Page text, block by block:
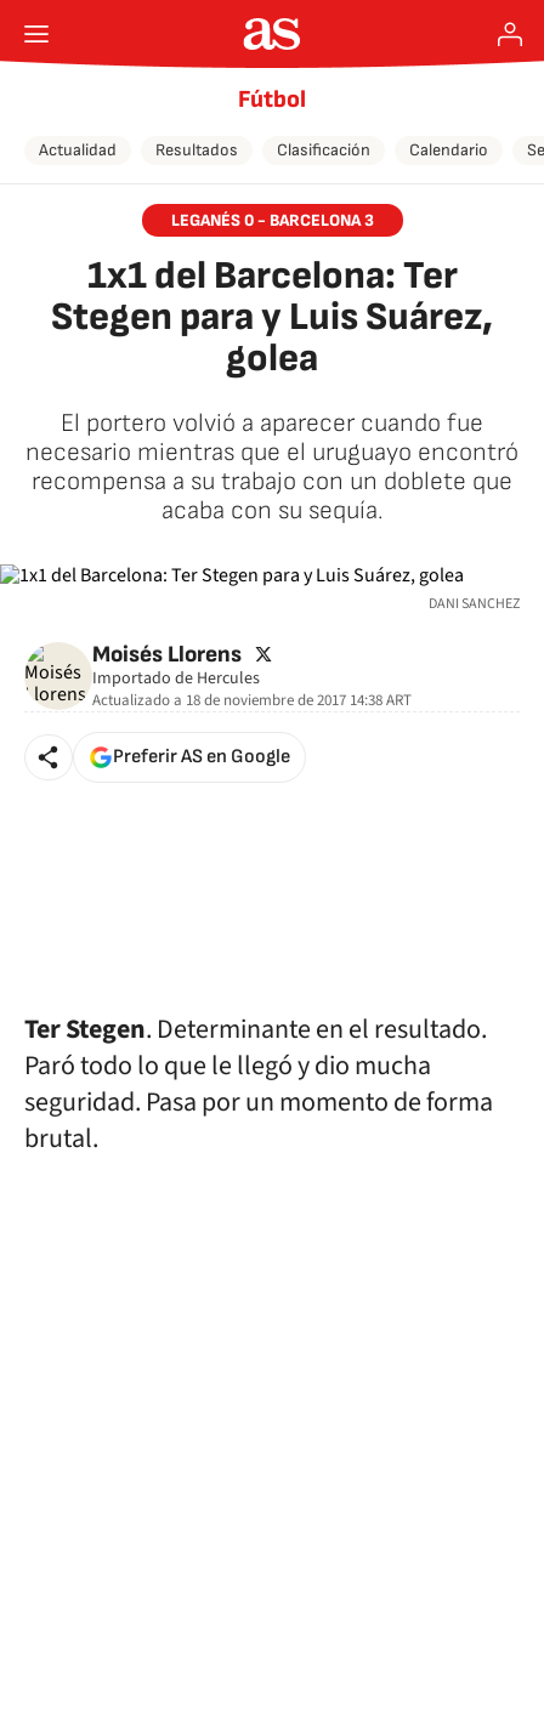
Fútbol
Actualidad Resultados Clasificación Calendario
LEGANÉS 0 - BARCELONA 3
1x1 del Barcelona: Ter
Stegen para y Luis Suárez,
golea
El portero volvió a aparecer cuando fue
necesario mientras que el uruguayo encontró
recompensa a su trabajo con un doblete que
acaba con su sequía.
DANI SANCHEZ
Moisés Llorens twitter
Importado de Hercules
Actualizado a 18 de noviembre de 2017 14:38ART
Preferir AS en Google
Ter Stegen. Determinante en el resultado.
Paró todo lo que le llegó y dio mucha
seguridad. Pasa por un momento de forma
brutal.